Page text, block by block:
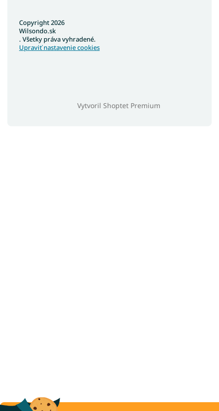
Vytvoril Shoptet Premium
Copyright 2026
Wilsondo.sk
. Všetky práva vyhradené.
Upraviť nastavenie cookies